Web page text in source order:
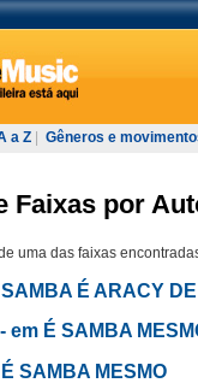
a Z Gêneros e
Faixas por
uma das faixas
É ARACY
em É SAMBA
SAMBA MESMO